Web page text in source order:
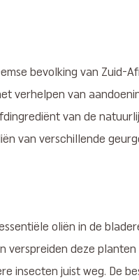
bevolking van Zuid-
verhelpen van
van de
van verschillende
oliën in de
verspreiden deze planten
insecten juist weg. De